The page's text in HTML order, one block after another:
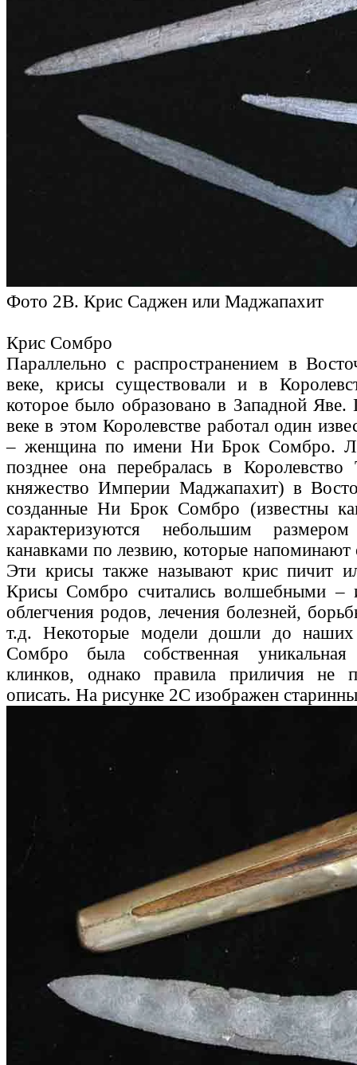
Фото 2B. Крис Саджен или Маджапахит
Крис Сомбро
Параллельно с распространением в
веке, крисы существовали и в
которое было образовано в Западной
веке в этом Королевстве работал один
– женщина по имени Ни Брок Сомбро.
позднее она перебралась в Королевство
княжество Империи Маджапахит) в
созданные Ни Брок Сомбро (известны
характеризуются небольшим
канавками по лезвию, которые напоминают
Эти крисы также называют крис пичит
Крисы Сомбро считались волшебными –
облегчения родов, лечения болезней,
т.д. Некоторые модели дошли до
Сомбро была собственная уникальная
клинков, однако правила приличия не
описать. На рисунке 2C изображен